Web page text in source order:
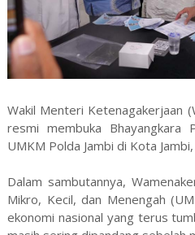
Wakil Menteri Ketenagakerjaan
resmi membuka Bhayangkara
UMKM Polda Jambi di Kota
Dalam sambutannya,
Mikro, Kecil, dan Menengah
ekonomi nasional yang terus